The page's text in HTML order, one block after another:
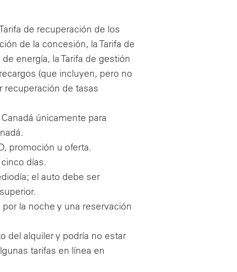
de recuperación de los
de la concesión, la Tarifa de
energía, la Tarifa de gestión
(que incluyen, pero no
recuperación de tasas
únicamente para
promoción u oferta.
días.
el auto debe ser
la noche y una reservación
del alquiler y podría no estar
tarifas en línea en